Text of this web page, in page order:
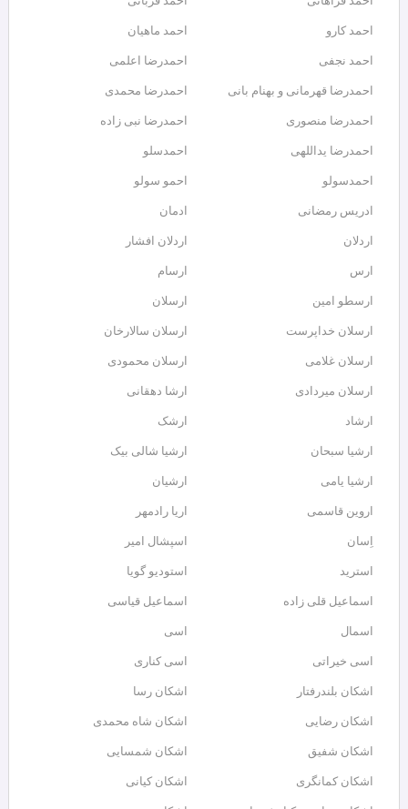
احمد کارو احمد ماهیان
احمد نجفی احمدرضا اعلمی
احمدرضا قهرمانی و بهنام بانی احمدرضا محمدی
احمدرضا منصوری احمدرضا نبی زاده
احمدرضا یداللهی احمدسلو
احمدسولو احمو سولو
ادریس رمضانی ادمان
اردلان اردلان افشار
ارس ارسام
ارسطو امین ارسلان
ارسلان خداپرست ارسلان سالارخان
ارسلان غلامی ارسلان محمودی
ارسلان میردادی ارشا دهقانی
ارشاد ارشک
ارشیا سبحان ارشیا شالی بیک
ارشیا یامی ارشیان
اروین قاسمی اریا رادمهر
اِسان اسپشال امیر
استرید استودیو گویا
اسماعیل قلی زاده اسماعیل قیاسی
اسمال اسی
اسی خیراتی اسی کناری
اشکان بلندرفتار اشکان رسا
اشکان رضایی اشکان شاه محمدی
اشکان شفیق اشکان شمسایی
اشکان‌ کمانگری اشکان کیانی